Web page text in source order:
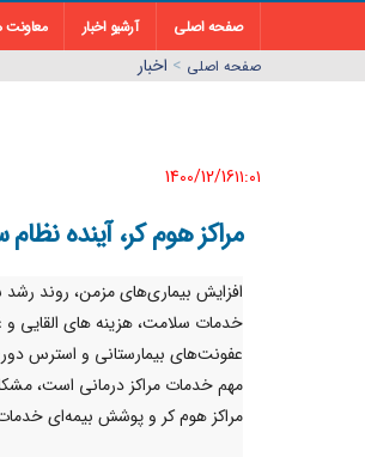
صفحه اصلی آرشیو اخبار معاونت
صفحه اصلي > اخبار
1400/12/16١١:٠١
مراکز هوم کر، آینده
افزایش بیماری‌های مزمن، روند
خدمات سلامت، هزینه های القایی و
عفونت‌های بیمارستانی و استرس
مهم خدمات مراکز درمانی است،
مراکز هوم کر و پوشش بیمه‌ای